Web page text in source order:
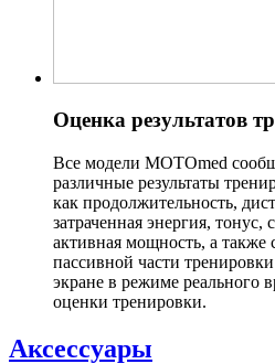
Оценка результатов
Все модели MOTOmed
различные результаты
как продолжительность,
затраченная энергия, тонус,
активная мощность, а
пассивной части
экране в режиме реального
оценки тренировки.
Аксессуары